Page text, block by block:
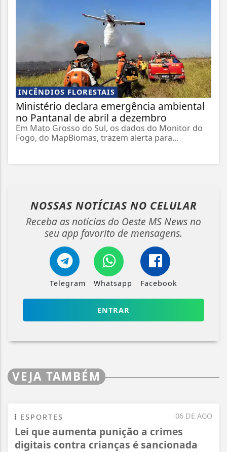
INCÊNDIOS FLORESTAIS
Ministério declara emergência ambiental
no Pantanal de abril a dezembro
Em Mato Grosso do Sul, os dados do Monitor do
Fogo, do MapBiomas, trazem alerta para...
NOSSAS NOTÍCIAS NO CELULAR
Receba as notícias do Oeste MS News no
seu app favorito de mensagens.
Telegram Whatsapp Facebook
ENTRAR
VEJA TAMBÉM
06 DE AGO
ESPORTES
Lei que aumenta punição a crimes
digitais contra crianças é sancionada